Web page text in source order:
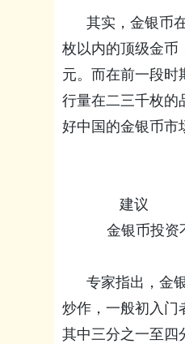
其实，金银币在
枚以内的顶级金
元。而在前一段时
行量在二三千枚的
好中国的金银币市
建议
金银币投资不
专家指出，金银
炒作，一般初入门
其中三分之一至四